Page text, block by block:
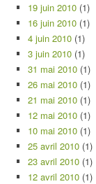
19 juin 2010 (1)
16 juin 2010 (1)
4 juin 2010 (1)
3 juin 2010 (1)
31 mai 2010 (1)
26 mai 2010 (1)
21 mai 2010 (1)
12 mai 2010 (1)
10 mai 2010 (1)
25 avril 2010 (1)
23 avril 2010 (1)
12 avril 2010 (1)